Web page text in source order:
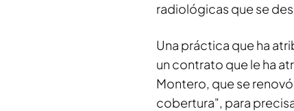
radiológicas que se
Una práctica que ha
un contrato que le ha
Montero, que se
cobertura", para